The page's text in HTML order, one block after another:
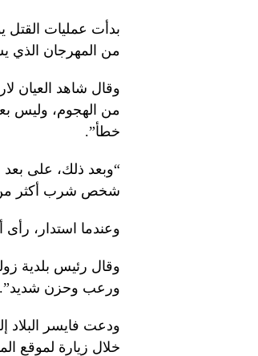
بدأت عمليات القتل
من المهرجان الذي
وقال شاهد العيان
من الهجوم، وليس
خطأ”.
“وبعد ذلك، على
شخص شرب أكثر من
وعندما استدار،
وقال رئيس بلدية
ورعب وحزن شديد”.
ودعت فايسر البلاد
خلال زيارة لموقع